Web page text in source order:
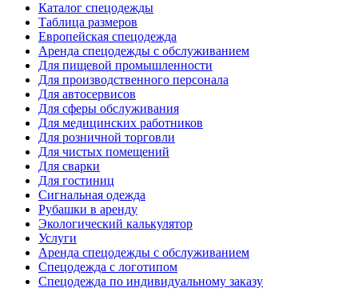
Каталог спецодежды
Таблица размеров
Европейская спецодежда
Аренда спецодежды с обслуживанием
Для пищевой промышленности
Для производственного персонала
Для автосервисов
Для сферы обслуживания
Для медицинских работников
Для розничной торговли
Для чистых помещений
Для сварки
Для гостиниц
Сигнальная одежда
Рубашки в аренду
Экологический калькулятор
Услуги
Аренда спецодежды с обслуживанием
Спецодежда с логотипом
Спецодежда по индивидуальному заказу